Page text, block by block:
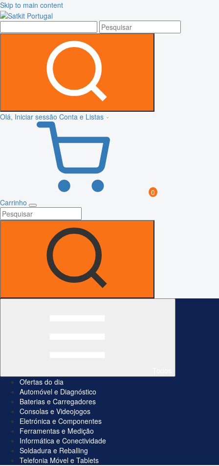
Skip to main content
Olá, Iniciar sessão Conta e Listas
0
Carrinho
Ofertas do dia
Automóvel e Diagnóstico
Baterias e Carregadores
Consolas e Videojogos
Eletrónica e Componentes
Ferramentas e Medição
Informática e Conectividade
Soldadura e Reballing
Telefonia Móvel e Tablets